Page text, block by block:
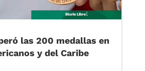
las 200 medallas en
y del Caribe